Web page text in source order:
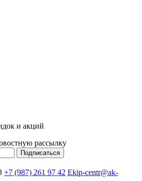
и акций
рассылку
Подписаться
+7 (987) 261 97 42 Ekip-centr@ak-